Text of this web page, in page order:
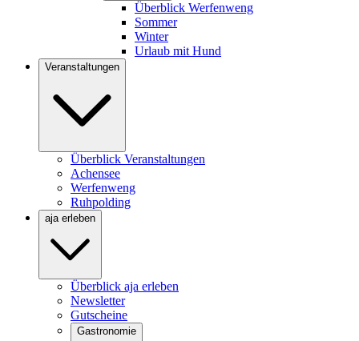
Überblick Werfenweng
Sommer
Winter
Urlaub mit Hund
Veranstaltungen
Überblick Veranstaltungen
Achensee
Werfenweng
Ruhpolding
aja erleben
Überblick aja erleben
Newsletter
Gutscheine
Gastronomie